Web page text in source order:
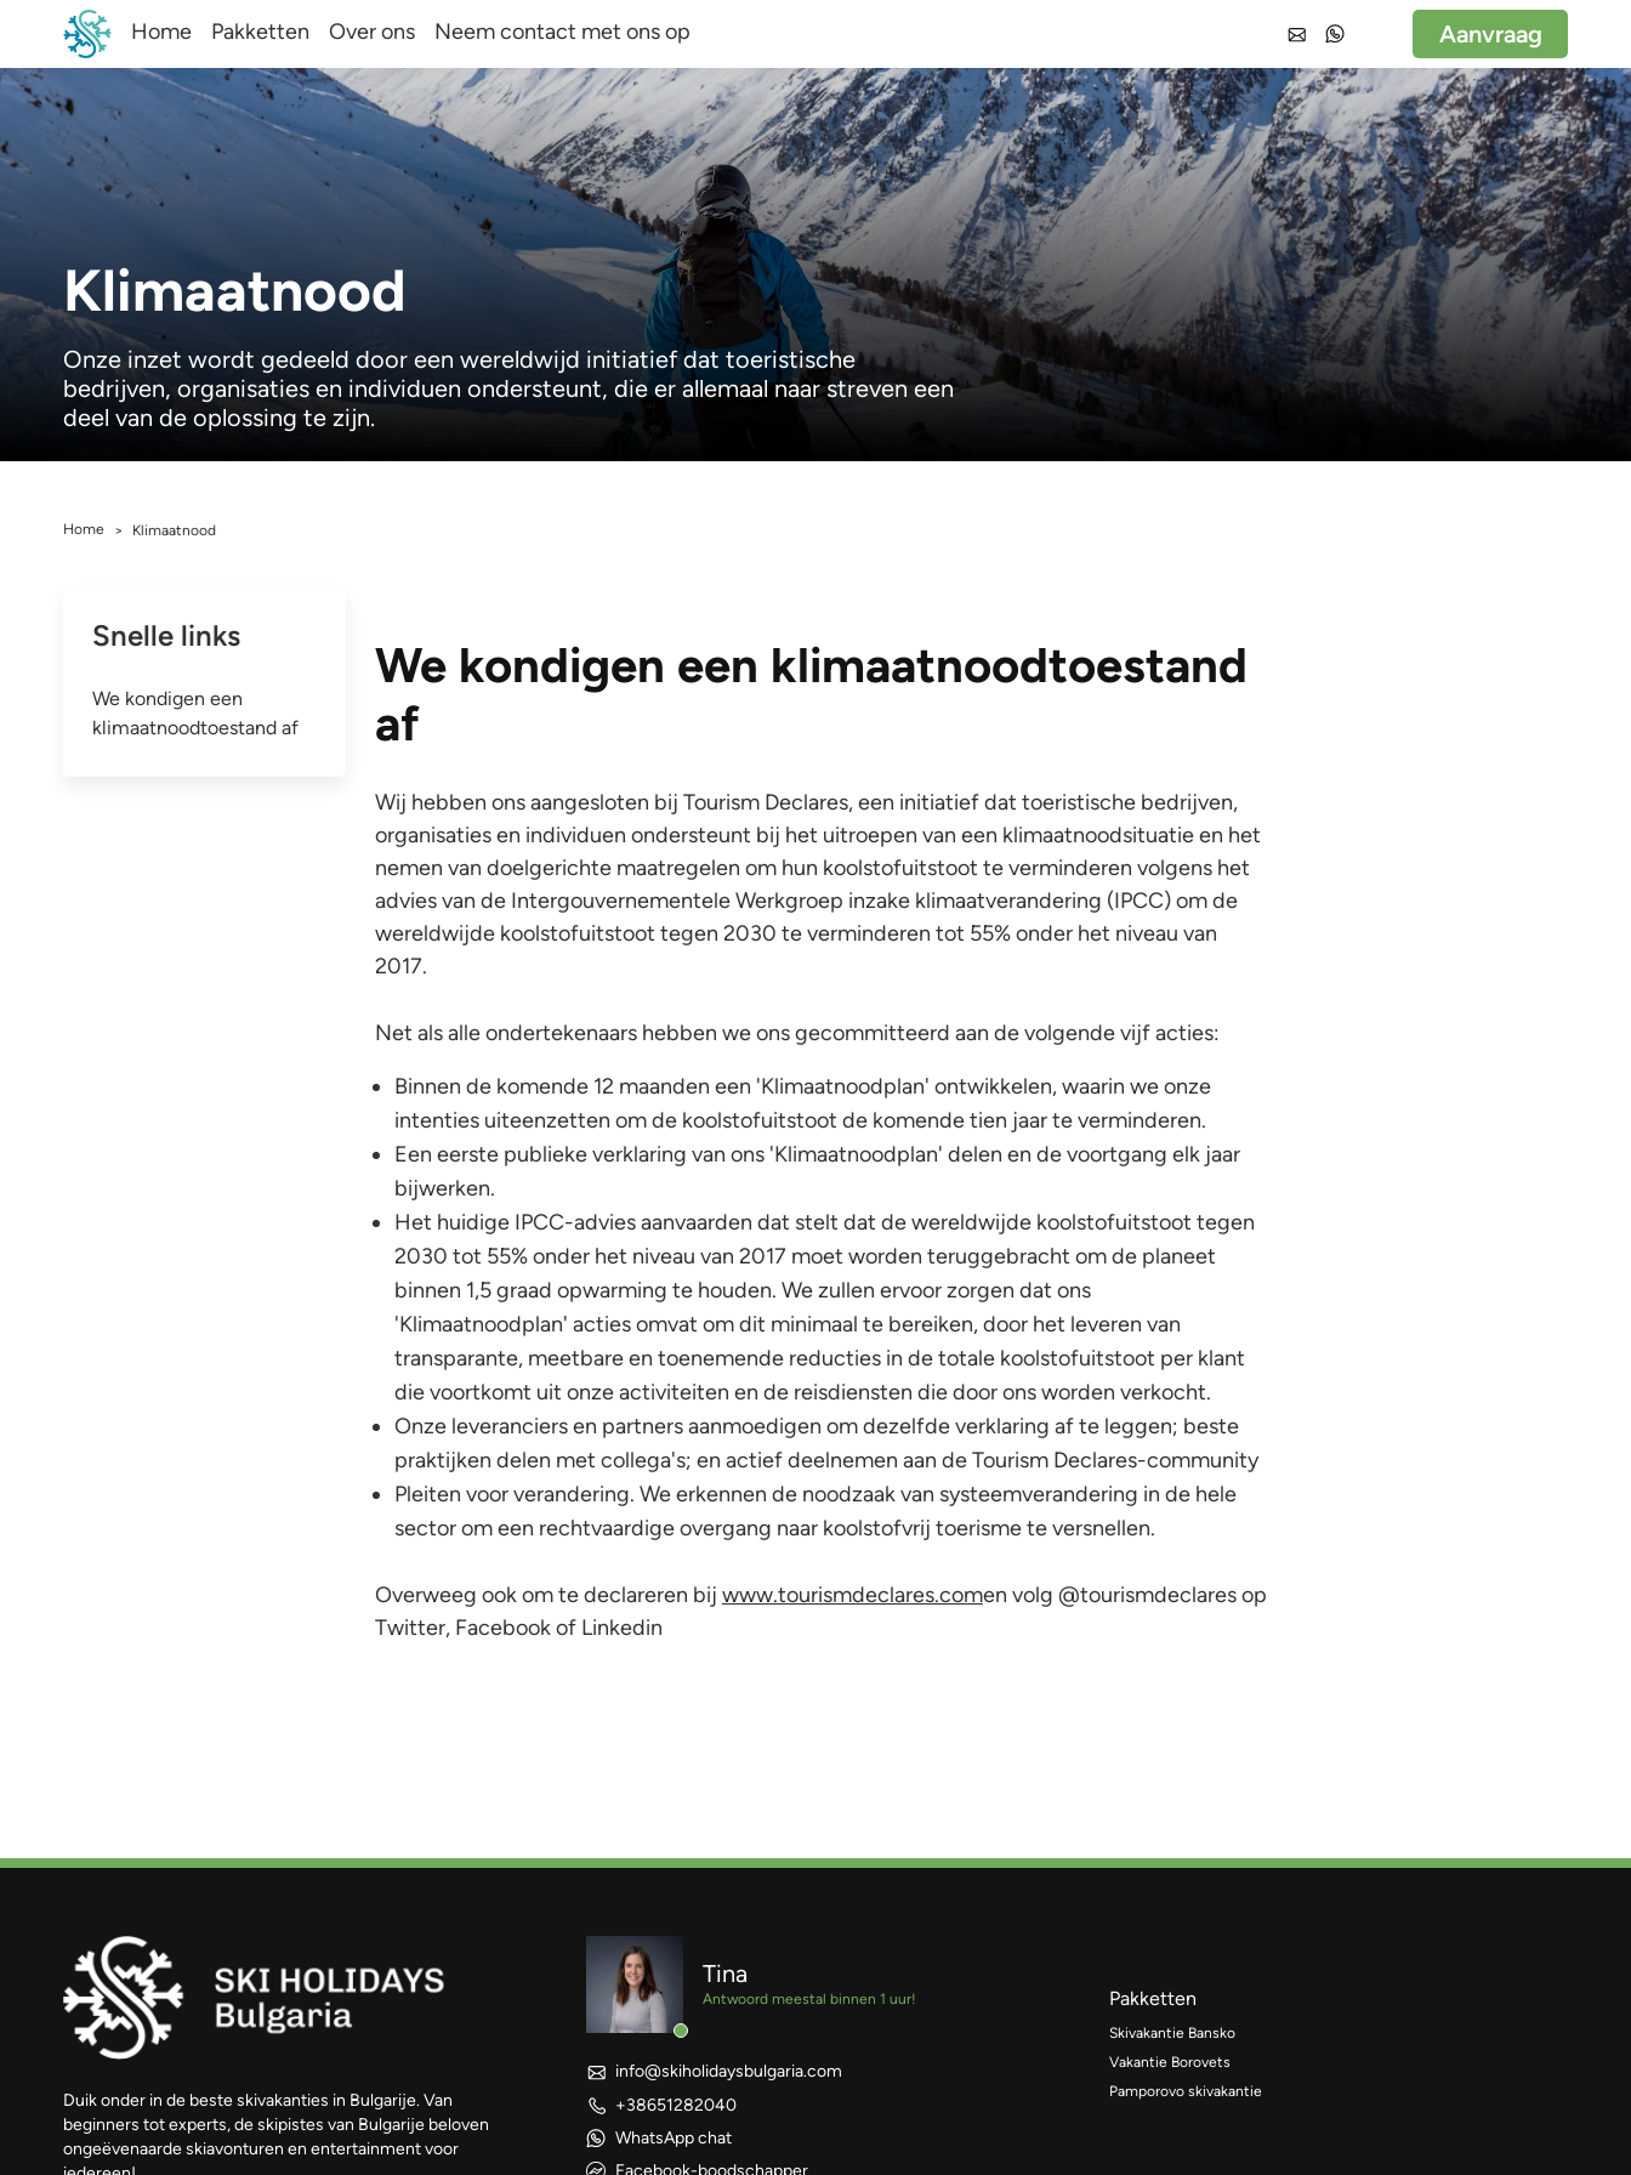
Home Pakketten Over ons Neem contact met ons op Aanvraag
Klimaatnood
Onze inzet wordt gedeeld door een wereldwijd initiatief dat toeristische
bedrijven, organisaties en individuen ondersteunt, die er allemaal naar streven een
deel van de oplossing te zijn.
Home > Klimaatnood
Snelle links
We kondigen een
klimaatnoodtoestand af
We kondigen een klimaatnoodtoestand
af
Wij hebben ons aangesloten bij Tourism Declares, een initiatief dat toeristische bedrijven,
organisaties en individuen ondersteunt bij het uitroepen van een klimaatnoodsituatie en het
nemen van doelgerichte maatregelen om hun koolstofuitstoot te verminderen volgens het
advies van de Intergouvernementele Werkgroep inzake klimaatverandering (IPCC) om de
wereldwijde koolstofuitstoot tegen 2030 te verminderen tot 55% onder het niveau van
2017.
Net als alle ondertekenaars hebben we ons gecommitteerd aan de volgende vijf acties:
Binnen de komende 12 maanden een 'Klimaatnoodplan' ontwikkelen, waarin we onze
intenties uiteenzetten om de koolstofuitstoot de komende tien jaar te verminderen.
Een eerste publieke verklaring van ons 'Klimaatnoodplan' delen en de voortgang elk jaar
bijwerken.
Het huidige IPCC-advies aanvaarden dat stelt dat de wereldwijde koolstofuitstoot tegen
2030 tot 55% onder het niveau van 2017 moet worden teruggebracht om de planeet
binnen 1,5 graad opwarming te houden. We zullen ervoor zorgen dat ons
'Klimaatnoodplan' acties omvat om dit minimaal te bereiken, door het leveren van
transparante, meetbare en toenemende reducties in de totale koolstofuitstoot per klant
die voortkomt uit onze activiteiten en de reisdiensten die door ons worden verkocht.
Onze leveranciers en partners aanmoedigen om dezelfde verklaring af te leggen; beste
praktijken delen met collega's; en actief deelnemen aan de Tourism Declares-community
Pleiten voor verandering. We erkennen de noodzaak van systeemverandering in de hele
sector om een rechtvaardige overgang naar koolstofvrij toerisme te versnellen.
Overweeg ook om te declareren bij www.tourismdeclares.comen volg @tourismdeclares op
Twitter, Facebook of Linkedin
Duik onder in de beste skivakanties in Bulgarije. Van
beginners tot experts, de skipistes van Bulgarije beloven
ongeëvenaarde skiavonturen en entertainment voor
Tina
Antwoord meestal binnen 1 uur!
info@skiholidaysbulgaria.com
+38651282040
WhatsApp chat
Pakketten
Skivakantie Bansko
Vakantie Borovets
Pamporovo skivakantie